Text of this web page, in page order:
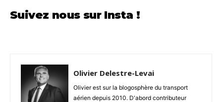
Suivez nous sur Insta !
Olivier Delestre-Levai
Olivier est sur la blogosphère du transport
aérien depuis 2010. D'abord contributeur